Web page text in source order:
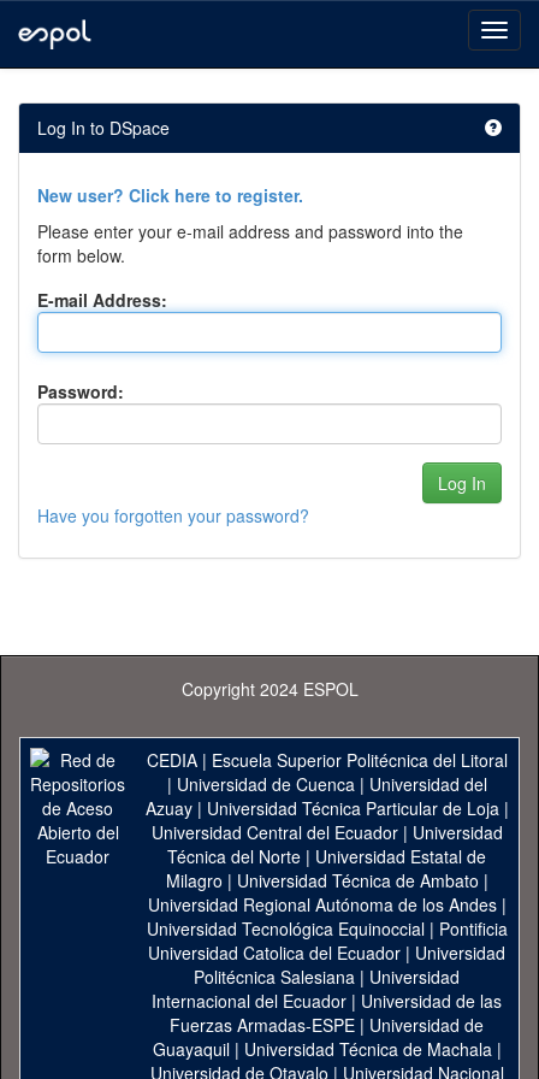
navigation
Log In to DSpace
New user? Click here to register.
Please enter your e-mail address and password into the
form below.
E-mail Address:
Password:
Have you forgotten your password?
Copyright 2024 ESPOL
CEDIA| Escuela Superior Politécnica del Litoral
| Universidad de Cuenca| Universidad del
Azuay| Universidad Técnica Particular de Loja|
Universidad Central del Ecuador| Universidad
Técnica del Norte | Universidad Estatal de
Milagro | Universidad Técnica de Ambato |
Universidad Regional Autónoma de los Andes|
Universidad Tecnológica Equinoccial| Pontificia
Universidad Catolica del Ecuador | Universidad
Politécnica Salesiana | Universidad
Internacional del Ecuador | Universidad de las
Fuerzas Armadas-ESPE | Universidad de
Guayaquil| Universidad Técnica de Machala|
Universidad de Otavalo | Universidad Nacional